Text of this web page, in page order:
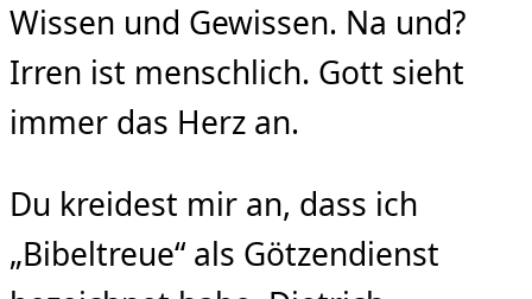
Wissen und Gewissen. Na und?
Irren ist menschlich. Gott sieht
immer das Herz an.
Du kreidest mir an, dass ich
„Bibeltreue“ als Götzendienst